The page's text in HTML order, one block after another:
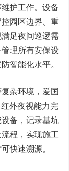
护工作。设备
园区边界、重
足夜间巡逻需
理所有安保设
智能化水平。
杂环境，爱国
外夜视能力完
备，记录基坑
程，实现施工
快速溯源。